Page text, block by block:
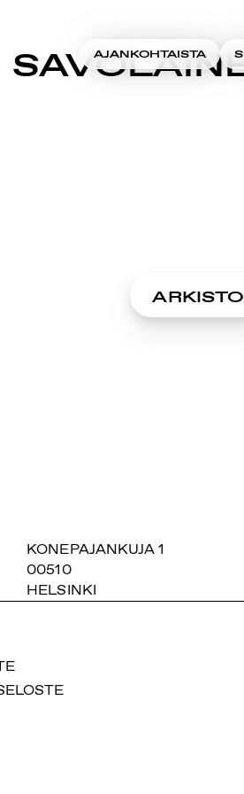
AJANKOHTAISTA
ARKISTO
SUOMIAREENA
KONEPAJANKUJA 1
00510
HELSINKI